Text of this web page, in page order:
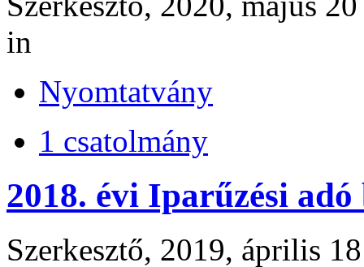
in
Nyomtatvány
1 csatolmány
2018. évi Iparűzési
Szerkesztő, 2019, április